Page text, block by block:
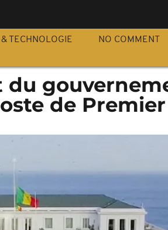
TECHNOLOGIE NO COMMENT
du
de